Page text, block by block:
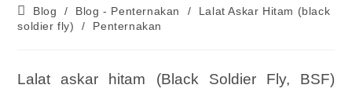
Blog
/ Blog - Penternakan /
Lalat Askar Hitam (black
soldier fly)
/ Penternakan
Lalat askar hitam (Black Soldier Fly, BSF)